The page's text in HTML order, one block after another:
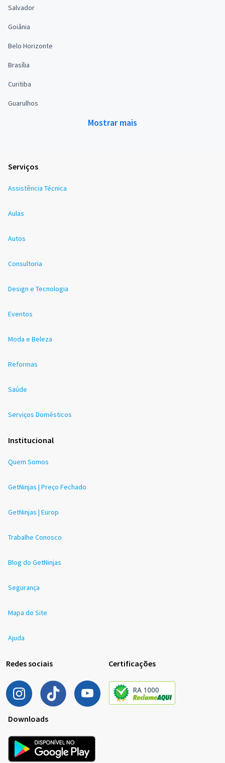
Salvador
Goiânia
Belo Horizonte
Brasília
Curitiba
Guarulhos
Mostrar mais
Serviços
Assistência Técnica
Aulas
Autos
Consultoria
Design e Tecnologia
Eventos
Moda e Beleza
Reformas
Saúde
Serviços Domésticos
Institucional
Quem Somos
GetNinjas | Preço Fechado
GetNinjas | Europ
Trabalhe Conosco
Blog do GetNinjas
Segurança
Mapa do Site
Ajuda
Redes sociais Certificações
Downloads